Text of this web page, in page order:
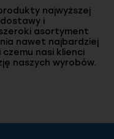
najwyższej
i
asortyment
nawet najbardziej
nasi klienci
naszych wyrobów.